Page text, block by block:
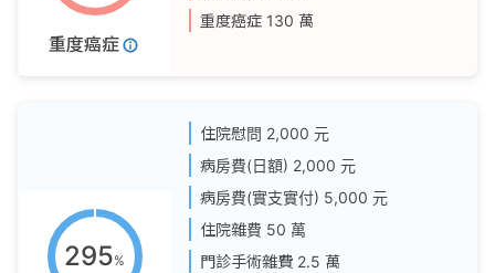
重度癌症
重度癌症 130 萬
295%
住院慰問 2,000 元
病房費(日額) 2,000 元
病房費(實支實付) 5,000 元
住院雜費 50 萬
門診手術雜費 2.5 萬